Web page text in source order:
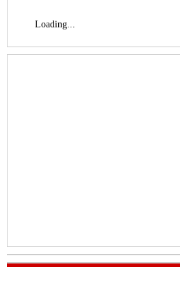
Loading...